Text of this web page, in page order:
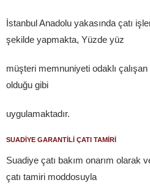
İstanbul Anadolu yakasında çatı
şekilde yapmakta, Yüzde yüz
müşteri memnuniyeti odaklı
olduğu gibi
uygulamaktadır.
SUADİYE GARANTİLİ ÇATI TAMİRİ
Suadiye çatı bakım onarım olarak
çatı tamiri moddosuyla